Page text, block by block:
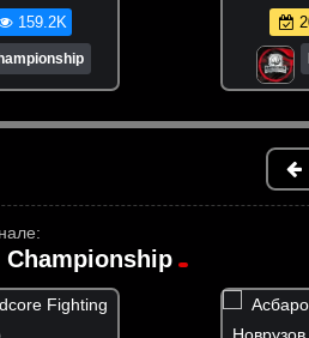
Up!
159.2K